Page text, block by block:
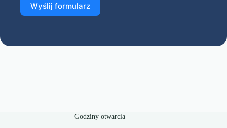
Wyślij formularz
Godziny otwarcia